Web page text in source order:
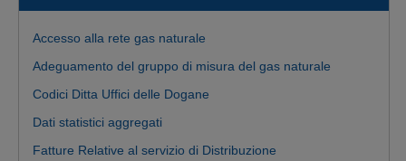
Accesso alla rete gas naturale
Adeguamento del gruppo di misura del gas naturale
Codici Ditta Uffici delle Dogane
Dati statistici aggregati
Fatture Relative al servizio di Distribuzione